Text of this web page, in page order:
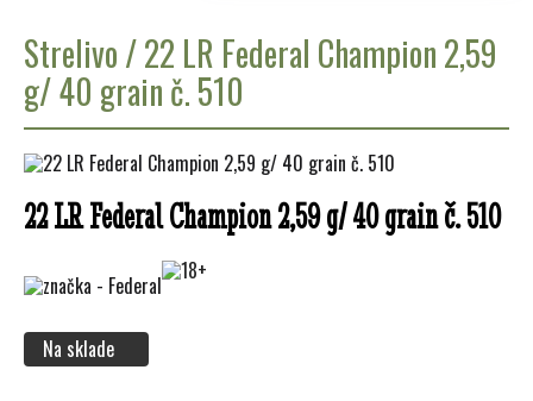
Strelivo/22 LR Federal Champion 2,59
g/ 40 grain č. 510
22 LR Federal Champion 2,59 g/ 40 grain č. 510
Na sklade